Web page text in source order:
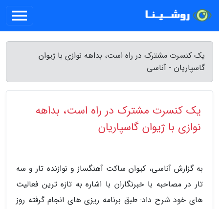
یک کنسرت مشترک در راه است، بداهه نوازی با ژیوان
گاسپاریان - آناسی
یک کنسرت مشترک در راه است، بداهه
نوازی با ژیوان گاسپاریان
به گزارش آناسی، کیوان ساکت آهنگساز و نوازنده تار و سه
تار در مصاحبه با خبرنگاران با اشاره به تازه ترین فعالیت
های خود شرح داد: طبق برنامه ریزی های انجام گرفته روز